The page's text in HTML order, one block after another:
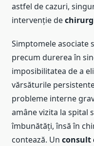
astfel de cazuri,
intervenție de
Simptomele asociate
precum durerea în
imposibilitatea de a
vărsăturile
probleme interne
amâne vizita la spital
îmbunătăți, însă în
contează. Un consult